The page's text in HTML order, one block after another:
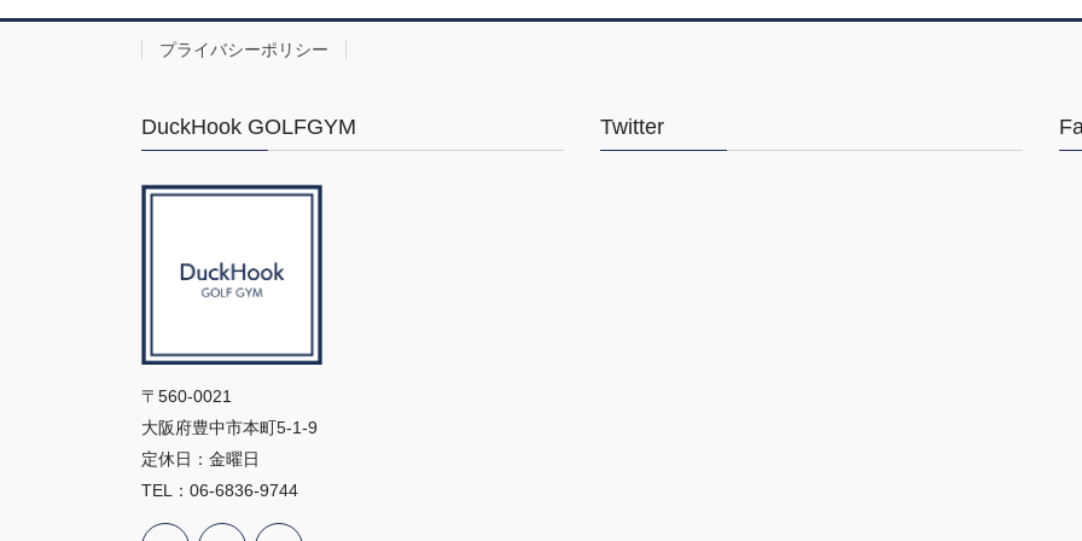
プライバシーポリシー
DuckHook GOLFGYM
〒560-0021
大阪府豊中市本町5-1-9
定休日：金曜日
TEL：06-6836-9744
Twitter